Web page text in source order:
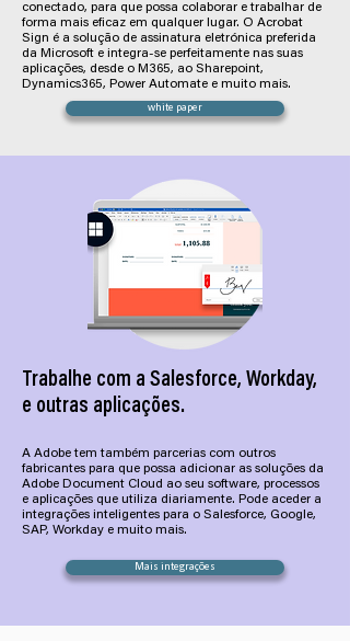
conectado, para que possa colaborar e trabalhar de
forma mais eficaz em qualquer lugar. O Acrobat
Sign é a solução de assinatura eletrónica preferida
da Microsoft e integra-se perfeitamente nas suas
aplicações, desde o M365, ao Sharepoint,
Dynamics365, Power Automate e muito mais.
white paper
Trabalhe com a Salesforce, Workday,
e outras aplicações.
A Adobe tem também parcerias com outros
fabricantes para que possa adicionar as soluções da
Adobe Document Cloud ao seu software, processos
e aplicações que utiliza diariamente. Pode aceder a
integrações inteligentes para o Salesforce, Google,
SAP, Workday e muito mais.
Mais integrações